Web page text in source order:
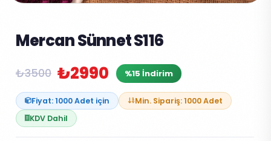
Mercan Sünnet S116
₺3500 ₺2990 %15 İndirim
Fiyat: 1000 Adet için
Min. Sipariş: 1000 Adet
KDV Dahil